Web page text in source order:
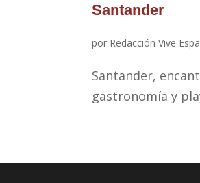
Santander
por Redacción Vive
Santander,
gastronomía y